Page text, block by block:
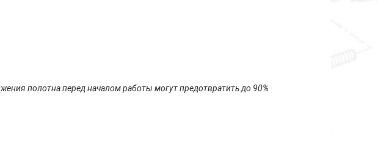
полотна перед началом работы могут предотвратить до 90%